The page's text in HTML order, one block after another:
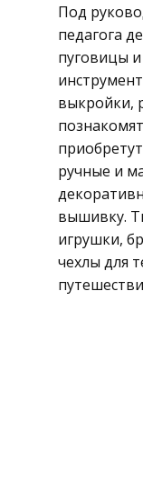
Под
педагога
пуговицы
выкройки,
ручные и
вышивку.
игрушки,
чехлы для